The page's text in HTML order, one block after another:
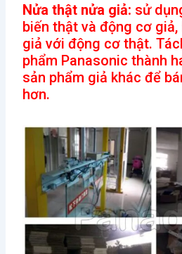
Nửa thật nửa giả: sử
biến thật và động cơ
giả với động cơ thật.
phẩm Panasonic thành
sản phẩm giả khác để
hơn.